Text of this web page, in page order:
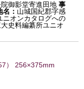
院御影堂寄進田地 事
名： 山城国紀郡字感
ニオンカタログへの
大史料編纂所ユニオ
） 256×375mm